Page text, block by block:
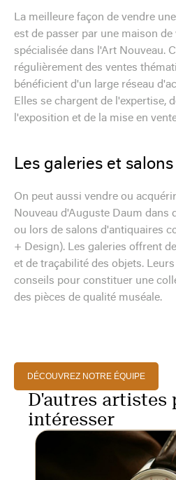
La meilleure façon de vendre
est de passer par une maison de
spécialisée dans l'Art Nouveau.
régulièrement des ventes
bénéficient d'un large réseau
Elles se chargent de l'expertise,
l'exposition et de la mise en
Les galeries et salons
On peut aussi vendre ou
Nouveau d'Auguste Daum dans
ou lors de salons d'antiquaires
+ Design). Les galeries offrent
et de traçabilité des objets.
conseils pour constituer une
des pièces de qualité muséale.
DÉCOUVREZ NOTRE ÉQUIPE
D'autres artistes
intéresser